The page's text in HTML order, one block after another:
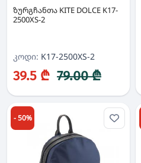
ზურგჩანთა KITE DOLCE K17-
2500XS-2
კოდი: K17-2500XS-2
39.5 ₾ 79.00 ₾
- 50%